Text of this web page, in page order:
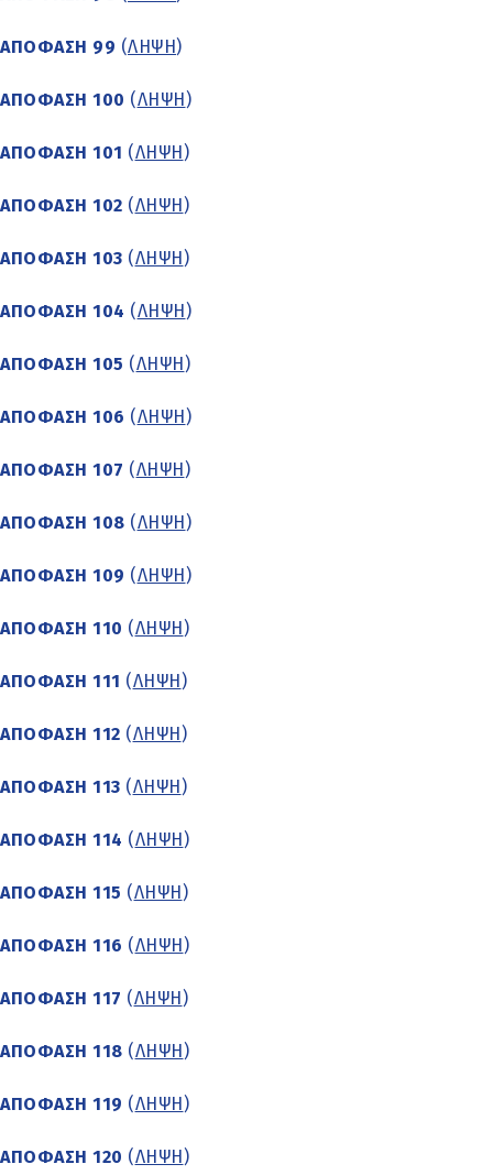
ΑΠΟΦΑΣΗ 99 (ΛΗΨΗ )
ΑΠΟΦΑΣΗ 100 (ΛΗΨΗ )
ΑΠΟΦΑΣΗ 101 (ΛΗΨΗ )
ΑΠΟΦΑΣΗ 102 (ΛΗΨΗ )
ΑΠΟΦΑΣΗ 103 (ΛΗΨΗ )
ΑΠΟΦΑΣΗ 104 (ΛΗΨΗ )
ΑΠΟΦΑΣΗ 105 (ΛΗΨΗ )
ΑΠΟΦΑΣΗ 106 (ΛΗΨΗ )
ΑΠΟΦΑΣΗ 107 (ΛΗΨΗ )
ΑΠΟΦΑΣΗ 108 (ΛΗΨΗ )
ΑΠΟΦΑΣΗ 109 (ΛΗΨΗ )
ΑΠΟΦΑΣΗ 110 (ΛΗΨΗ )
ΑΠΟΦΑΣΗ 111 (ΛΗΨΗ )
ΑΠΟΦΑΣΗ 112 (ΛΗΨΗ )
ΑΠΟΦΑΣΗ 113 (ΛΗΨΗ )
ΑΠΟΦΑΣΗ 114 (ΛΗΨΗ )
ΑΠΟΦΑΣΗ 115 (ΛΗΨΗ )
ΑΠΟΦΑΣΗ 116 (ΛΗΨΗ )
ΑΠΟΦΑΣΗ 117 (ΛΗΨΗ )
ΑΠΟΦΑΣΗ 118 (ΛΗΨΗ )
ΑΠΟΦΑΣΗ 119 (ΛΗΨΗ )
ΑΠΟΦΑΣΗ 120 (ΛΗΨΗ )